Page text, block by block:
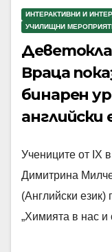
ИНТЕРАКТИВНИ И
УЧИЛИЩНИ
Враца
бинарен
английски
Учениците от IX
Димитрина
(Английски
„Химията в нас